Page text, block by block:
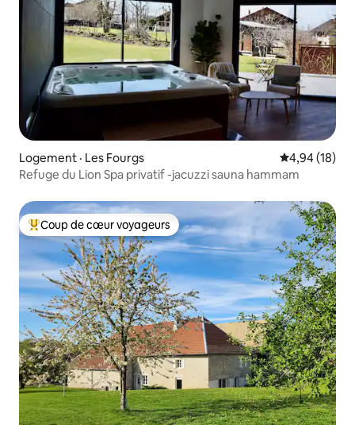
Logement · Les Fourgs Note
4,94 (18)
Refuge du Lion Spa privatif -jacuzzi sauna hammam
Coup de cœur voyageurs parmi les plus aimés
Coup de cœur voyageurs